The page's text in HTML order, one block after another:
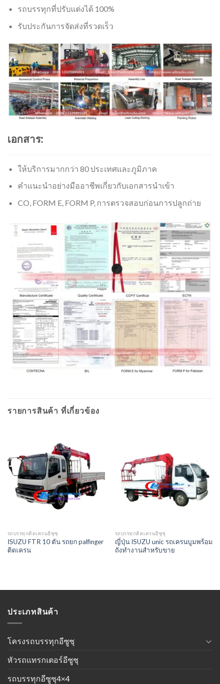
รถบรรทุกที่ปรับแต่งได้ 100%
รับประกันการจัดส่งที่รวดเร็ว
เอกสาร:
ให้บริการมากกว่า 80 ประเทศและภูมิภาค
คำแนะนำอย่างมืออาชีพเกี่ยวกับเอกสารนำเข้า
CO, FORM E, FORM P, การตรวจสอบก่อนการปลูกถ่าย
รายการสินค้า ที่เกี่ยวข้อง
รถบรรทุกติดเครนอีซูซุ
ISUZU FTR 10 ตัน รถยก palfinger
ติดเครน
รถบรรทุกติดเครนอีซูซุ
ญี่ปุ่น ISUZU unic รถเครนบูมพร้อม
ถังทำงานสำหรับขาย
ประเภทสินค้า
โครงรถบรรทุกอีซูซุ
หัวรถแทรกเตอร์อีซูซุ
รถบรรทุกอีซูซุ4×4